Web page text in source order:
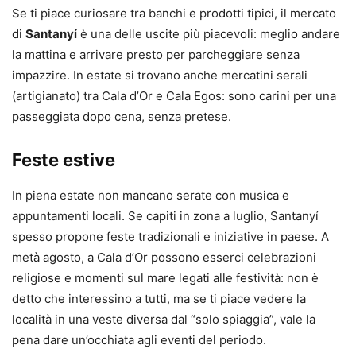
Se ti piace curiosare tra banchi e prodotti tipici, il mercato
di Santanyíè una delle uscite più piacevoli: meglio andare
la mattina e arrivare presto per parcheggiare senza
impazzire. In estate si trovano anche mercatini serali
(artigianato) tra Cala d’Or e Cala Egos: sono carini per una
passeggiata dopo cena, senza pretese.
Feste estive
In piena estate non mancano serate con musica e
appuntamenti locali. Se capiti in zona a luglio, Santanyí
spesso propone feste tradizionali e iniziative in paese. A
metà agosto, a Cala d’Or possono esserci celebrazioni
religiose e momenti sul mare legati alle festività: non è
detto che interessino a tutti, ma se ti piace vedere la
località in una veste diversa dal “solo spiaggia”, vale la
pena dare un’occhiata agli eventi del periodo.